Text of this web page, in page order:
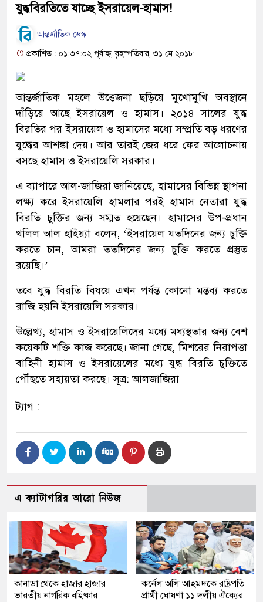
যুদ্ধবিরতিতে যাচ্ছে ইসরায়েল-হামাস!
আন্তর্জাতিক ডেস্ক
প্রকাশিত : ০১:৩৭:০২ পূর্বাহ্ন, বৃহস্পতিবার, ৩১ মে ২০১৮
আন্তর্জাতিক মহলে উত্তেজনা ছড়িয়ে মুখোমুখি অবস্থানে
দাঁড়িয়ে আছে ইসরায়েল ও হামাস। ২০১৪ সালের যুদ্ধ
বিরতির পর ইসরায়েল ও হামাসের মধ্যে সম্প্রতি বড় ধরণের
যুদ্ধের আশঙ্কা দেয়। আর তারই জের ধরে ফের আলোচনায়
বসছে হামাস ও ইসরায়েলি সরকার।
এ ব্যাপারে আল-জাজিরা জানিয়েছে, হামাসের বিভিন্ন স্থাপনা
লক্ষ্য করে ইসরায়েলি হামলার পরই হামাস নেতারা যুদ্ধ
বিরতি চুক্তির জন্য সম্মত হয়েছেন। হামাসের উপ-প্রধান
খলিল আল হাইয়্যা বলেন, ‘ইসরায়েল যতদিনের জন্য চুক্তি
করতে চান, আমরা ততদিনের জন্য চুক্তি করতে প্রস্তুত
রয়েছি।’
তবে যুদ্ধ বিরতি বিষয়ে এখন পর্যন্ত কোনো মন্তব্য করতে
রাজি হয়নি ইসরায়েলি সরকার।
উল্লেখ্য, হামাস ও ইসরায়েলিদের মধ্যে মধ্যস্থতার জন্য বেশ
কয়েকটি শক্তি কাজ করেছে। জানা গেছে, মিশরের নিরাপত্তা
বাহিনী হামাস ও ইসরায়েলের মধ্যে যুদ্ধ বিরতি চুক্তিতে
পৌঁছতে সহায়তা করছে। সূত্র: আলজাজিরা
ট্যাগ :
এ ক্যাটাগরির আরো নিউজ
কানাডা থেকে হাজার হাজার
ভারতীয় নাগরিক বহিষ্কার
কর্নেল অলি আহমদকে রাষ্ট্রপতি
প্রার্থী ঘোষণা ১১ দলীয় ঐক্যের